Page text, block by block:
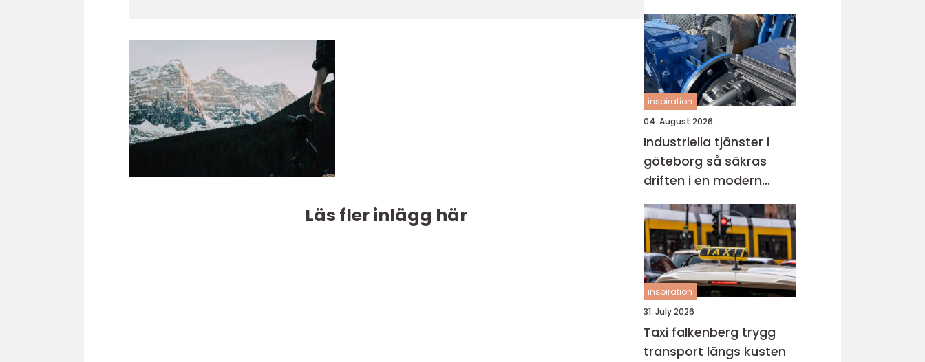
Läs fler inlägg här
en svår tid
inspiration
04. August 2026
Industriella tjänster i
göteborg så säkras
driften i en modern
industristad
inspiration
31. July 2026
Taxi falkenberg trygg
transport längs kusten